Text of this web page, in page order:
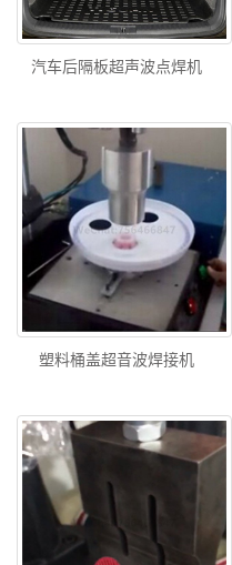
汽车后隔板超声波点焊机
塑料桶盖超音波焊接机